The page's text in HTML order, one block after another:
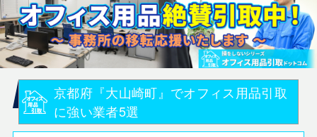
京都府『大山崎町』でオフィス用品引取
に強い業者5選